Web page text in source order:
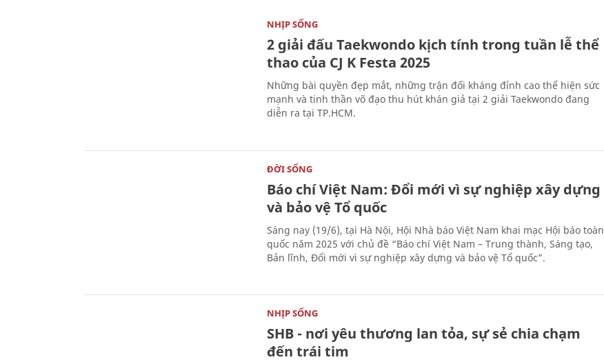
NHỊP SỐNG
2 giải đấu Taekwondo kịch tính trong tuần lễ thể
thao của CJ K Festa 2025
Những bài quyền đẹp mắt, những trận đối kháng đỉnh cao thể hiện sức
mạnh và tinh thần võ đạo thu hút khán giả tại 2 giải Taekwondo đang
diễn ra tại TP.HCM.
ĐỜI SỐNG
Báo chí Việt Nam: Đổi mới vì sự nghiệp xây dựng
và bảo vệ Tổ quốc
Sáng nay (19/6), tại Hà Nội, Hội Nhà báo Việt Nam khai mạc Hội báo toàn
quốc năm 2025 với chủ đề “Báo chí Việt Nam – Trung thành, Sáng tạo,
Bản lĩnh, Đổi mới vì sự nghiệp xây dựng và bảo vệ Tổ quốc”.
NHỊP SỐNG
SHB - nơi yêu thương lan tỏa, sự sẻ chia chạm
đến trái tim